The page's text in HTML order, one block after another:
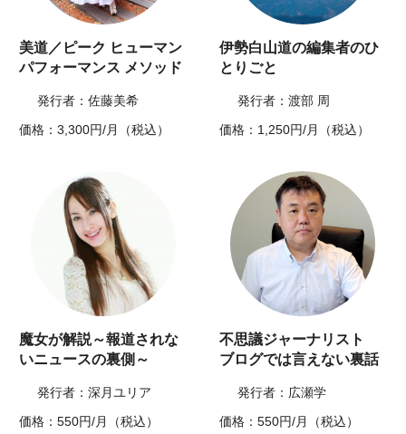
美道／ピーク ヒューマン
パフォーマンス メソッド
発行者：佐藤美希
価格：3,300円/月（税込）
伊勢白山道の編集者のひ
とりごと
発行者：渡部 周
価格：1,250円/月（税込）
魔女が解説～報道されな
いニュースの裏側～
発行者：深月ユリア
価格：550円/月（税込）
不思議ジャーナリスト
ブログでは言えない裏話
発行者：広瀬学
価格：550円/月（税込）